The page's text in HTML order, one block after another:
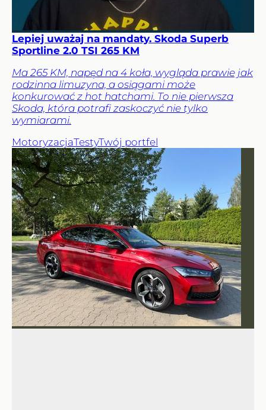
Lepiej uważaj na mandaty. Skoda Superb
Sportline 2.0 TSI 265 KM
Ma 265 KM, napęd na 4 koła, wygląda prawie jak
rodzinna limuzyna, a osiągami może
konkurować z hot hatchami. To nie pierwsza
Skoda, która potrafi zaskoczyć nie tylko
wymiarami.
MotoryzacjaTestyTwój portfel